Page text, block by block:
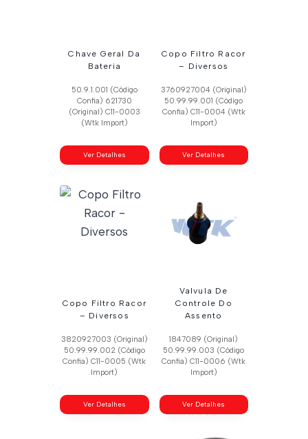
Chave Geral Da
Bateria
50.9.1.001 (Código
Confia) 621730
(Original) C11-0003
(Wtk Import)
Ver Detalhes
Copo Filtro Racor
– Diversos
3760927004 (Original)
50.99.99.001 (Código
Confia) C11-0004 (Wtk
Import)
Ver Detalhes
Copo Filtro Racor
– Diversos
3820927003 (Original)
50.99.99.002 (Código
Confia) C11-0005 (Wtk
Import)
Ver Detalhes
Valvula De
Controle Do
Assento
1847089 (Original)
50.99.99.003 (Código
Confia) C11-0006 (Wtk
Import)
Ver Detalhes